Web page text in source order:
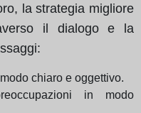
la strategia migliore
il dialogo e la
chiaro e oggettivo.
in modo